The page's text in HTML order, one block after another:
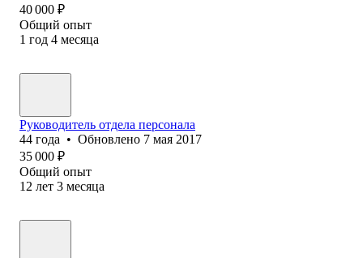
40 000 ₽
Общий опыт
1 год 4 месяца
Руководитель отдела персонала
44 года • Обновлено 7 мая 2017
35 000 ₽
Общий опыт
12 лет 3 месяца